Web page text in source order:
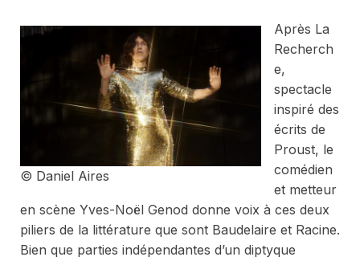
© Daniel Aires
Après La
Recherch
e,
spectacle
inspiré des
écrits de
Proust, le
comédien
et metteur
en scène Yves-Noël Genod donne voix à ces deux
piliers de la littérature que sont Baudelaire et Racine.
Bien que parties indépendantes d’un diptyque